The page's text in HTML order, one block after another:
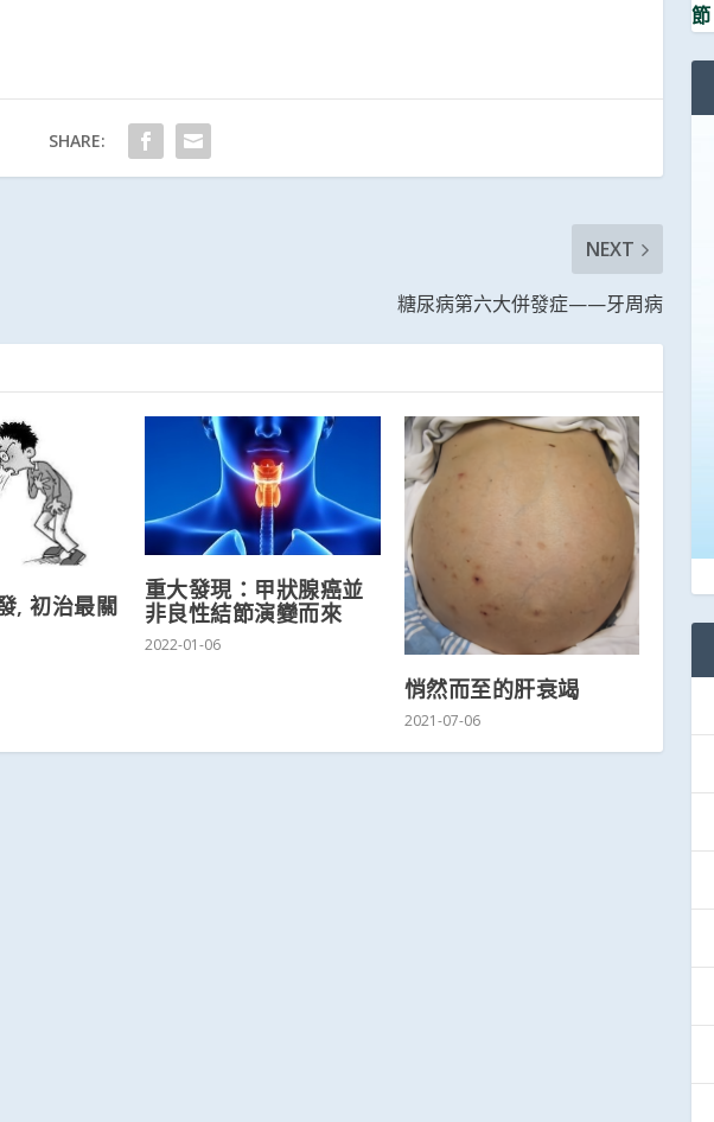
SHARE:
NEXT
糖尿病第六大併發症——牙周病
, 初治最關
重大發現：甲狀腺癌並
非良性結節演變而來
2022-01-06
悄然而至的肝衰竭
2021-07-06
節